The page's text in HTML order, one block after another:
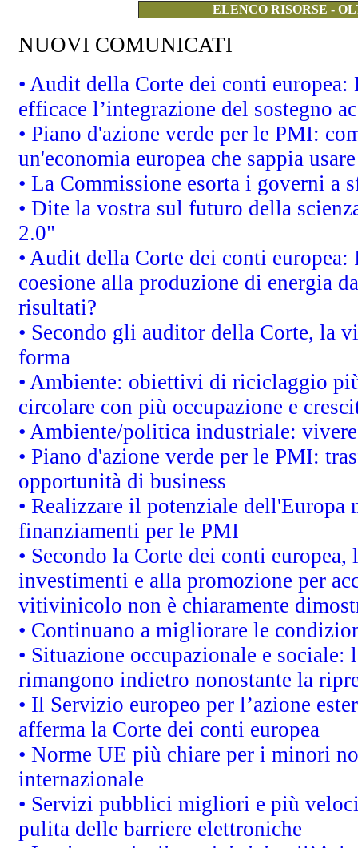
ELENCO RISORSE -
NUOVI COMUNICATI
• Audit della Corte dei conti
efficace l’integrazione del sostegno
• Piano d'azione verde per le PMI:
un'economia europea che sappia
• La Commissione esorta i governi
• Dite la vostra sul futuro della
2.0"
• Audit della Corte dei conti
coesione alla produzione di energia
risultati?
• Secondo gli auditor della Corte, la
forma
• Ambiente: obiettivi di riciclaggio
circolare con più occupazione e
• Ambiente/politica industriale:
• Piano d'azione verde per le PMI:
opportunità di business
• Realizzare il potenziale
finanziamenti per le PMI
• Secondo la Corte dei conti
investimenti e alla promozione per
vitivinicolo non è chiaramente
• Continuano a migliorare le
• Situazione occupazionale e
rimangono indietro nonostante la
• Il Servizio europeo per l’azione
afferma la Corte dei conti europea
• Norme UE più chiare per i minori
internazionale
• Servizi pubblici migliori e più
pulita delle barriere elettroniche